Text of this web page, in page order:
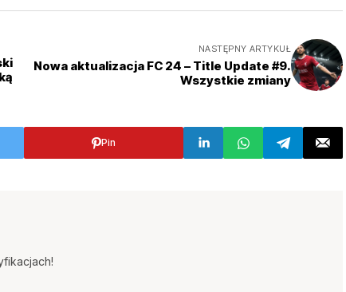
NASTĘPNY ARTYKUŁ
Nowa aktualizacja FC 24 – Title Update #9.
Wszystkie zmiany
Pin